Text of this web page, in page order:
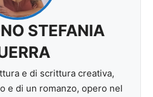
STEFANIA
e di scrittura creativa,
e di un romanzo, opero nel